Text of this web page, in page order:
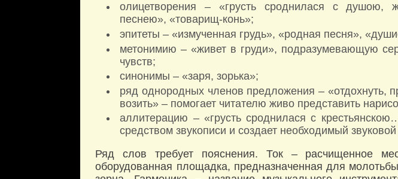
олицетворения – «грусть сроднилася с душою,
песнею», «товарищ-конь»;
эпитеты – «измученная грудь», «родная песня»,
метонимию – «живет в груди», подразумевающую
чувств;
синонимы – «заря, зорька»;
ряд однородных членов предложения – «отдохнуть,
возить» – помогает читателю живо представить
аллитерацию – «грусть сроднилася с
средством звукописи и создает необходимый звуковой
Ряд слов требует пояснения. Ток – расчищенное
оборудованная площадка, предназначенная для